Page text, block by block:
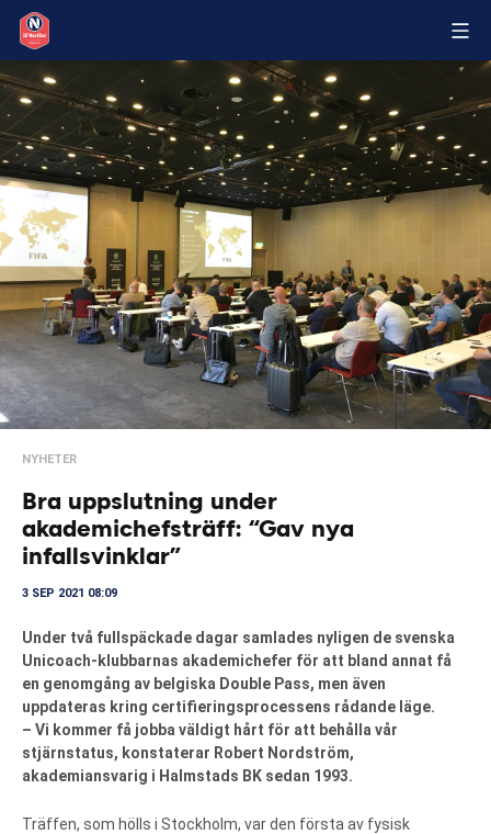
NYHETER
Bra uppslutning under
akademichefsträff: “Gav nya
infallsvinklar”
3 SEP 2021 08:09
Under två fullspäckade dagar samlades nyligen de svenska
Unicoach-klubbarnas akademichefer för att bland annat få
en genomgång av belgiska Double Pass, men även
uppdateras kring certifieringsprocessens rådande läge.
– Vi kommer få jobba väldigt hårt för att behålla vår
stjärnstatus, konstaterar Robert Nordström,
akademiansvarig i Halmstads BK sedan 1993.
Träffen, som hölls i Stockholm, var den första av fysisk